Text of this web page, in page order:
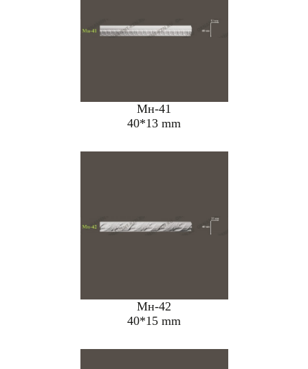
Мн-41
40*13 mm
Мн-42
40*15 mm